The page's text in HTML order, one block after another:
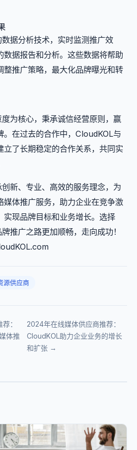
据分析技术，实时监测推广效
数据报告和分析。这些数据将帮助
整推广策略，最大化品牌曝光和转
为核心，秉承诚信经营原则，赢
。在过去的合作中，CloudKOL与
立了长期稳定的合作关系，共同实
新、专业、高效的服务理念，为
媒体推广服务，助力企业在竞争激
实现品牌目标和业务增长。选择
推广之路更加顺畅，走向成功！
源供应商
：
体推
2024年在线媒体供应商推荐：
CloudKOL助力企业业务的增长
和扩张 →